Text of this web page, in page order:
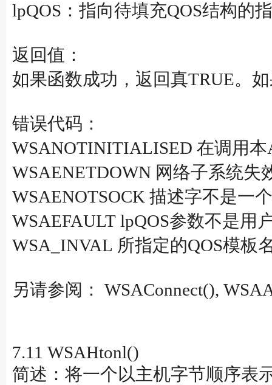
lpQOS：指向待填充QOS结构的
返回值：
如果函数成功，返回真TRUE。
错误代码：
WSANOTINITIALISED 在调用
WSAENETDOWN 网络子系统失
WSAENOTSOCK 描述字不是一
WSAEFAULT lpQOS参数不是用
WSA_INVAL 所指定的QOS模板
另请参阅： WSAConnect(),
7.11 WSAHtonl()
简述：将一个以主机字节顺序表